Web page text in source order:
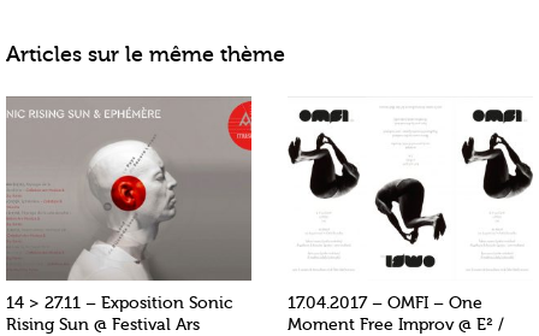
Articles sur le même thème
14 > 27.11 – Exposition Sonic
Rising Sun @ Festival Ars
17.04.2017 – OMFI – One
Moment Free Improv @ E² /